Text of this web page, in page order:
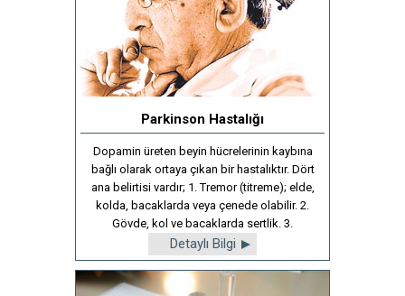
Parkinson Hastalığı
Dopamin üreten beyin hücrelerinin kaybına
bağlı olarak ortaya çıkan bir hastalıktır. Dört
ana belirtisi vardır; 1. Tremor (titreme); elde,
kolda, bacaklarda veya çenede olabilir. 2.
Gövde, kol ve bacaklarda sertlik. 3.
Hareketlerde yavaşlama.
Detaylı Bilgi